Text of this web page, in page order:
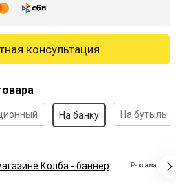
консультация
На банку На бутыль
Реклама